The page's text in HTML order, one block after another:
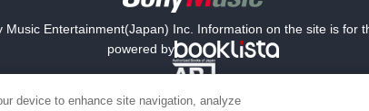
Music Entertainment(Japan) Inc. Information on the site is for
powered by
device to enhance site navigation, analyze